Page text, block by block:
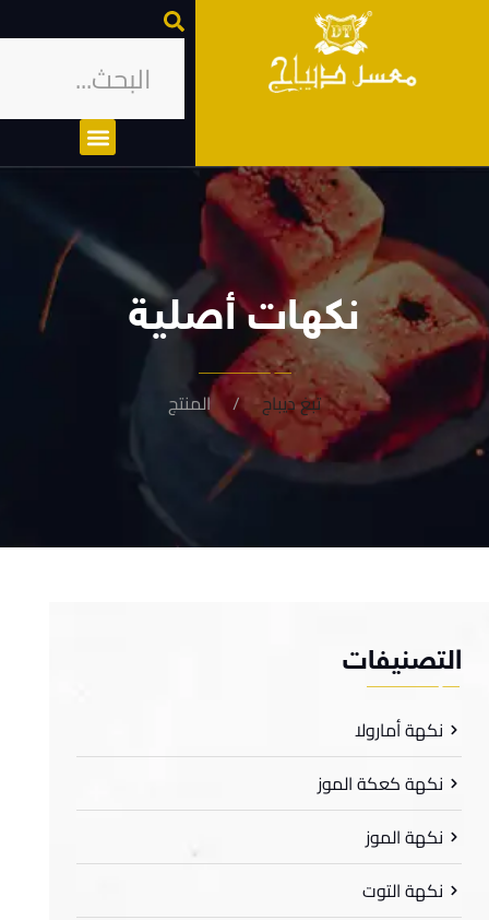
نكهات أصلية
تبغ ديباج المنتج
نكهة أمارولا
نكهة كعكة الموز
نكهة الموز
نكهة التوت